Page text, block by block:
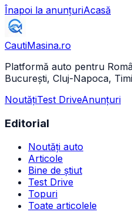
Înapoi la anunțuriAcasă
CautiMasina.ro
Platformă auto pentru
București, Cluj-Napoca,
NoutățiTest DriveAnunțuri
Editorial
Noutăți auto
Articole
Bine de știut
Test Drive
Topuri
Toate articolele